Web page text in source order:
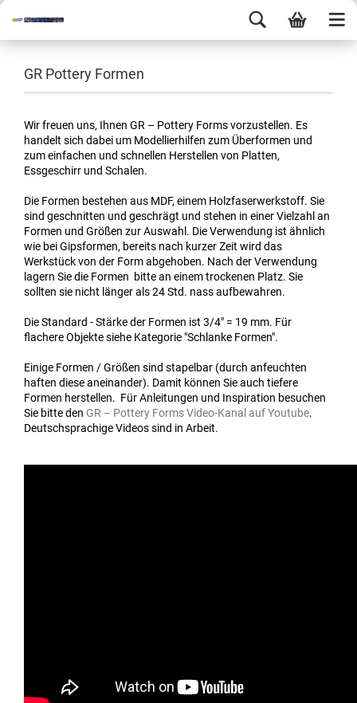
GR Pottery Formen
Wir freuen uns, Ihnen GR – Pottery Forms vorzustellen. Es
handelt sich dabei um Modellierhilfen zum Überformen und
zum einfachen und schnellen Herstellen von Platten,
Essgeschirr und Schalen.
Die Formen bestehen aus MDF, einem Holzfaserwerkstoff. Sie
sind geschnitten und geschrägt und stehen in einer Vielzahl an
Formen und Größen zur Auswahl. Die Verwendung ist ähnlich
wie bei Gipsformen, bereits nach kurzer Zeit wird das
Werkstück von der Form abgehoben. Nach der Verwendung
lagern Sie die Formen bitte an einem trockenen Platz. Sie
sollten sie nicht länger als 24 Std. nass aufbewahren.
Die Standard - Stärke der Formen ist 3/4" = 19 mm. Für
flachere Objekte siehe Kategorie "Schlanke Formen".
Einige Formen / Größen sind stapelbar (durch anfeuchten
haften diese aneinander). Damit können Sie auch tiefere
Formen herstellen. Für Anleitungen und Inspiration besuchen
Sie bitte den GR – Pottery Forms Video-Kanal auf Youtube.
Deutschsprachige Videos sind in Arbeit.